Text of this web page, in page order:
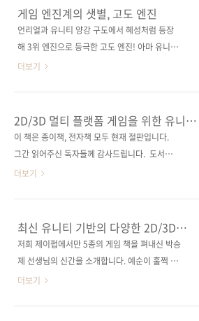
는 5개의 프로젝트로 구성되었다. 소규모 게임
프로젝트의 제작법을 따라 하는 과정에서 고도
의 내부 작동 방식을 이해하고, 자신의 프로젝트
단한 단계별 접근 방식과 실용적인 예제를 통해
기초부터 정교한 게임 물리, 애니메이션까지 모
4.2 버전 기준으로 업데이트했고, 한국어판 부록
으로 고도 엔진 에디터 메뉴 설명을 추가했다. 도
서 구매 사이트(가나다순) [교보문고] ..
게임 엔진계의 샛별, 고도 엔진
언리얼과 유니티 양강 구도에서 혜성처럼 등장
해 3위 엔진으로 등극한 고도 엔진! 아마 유니티
가격 정책 이슈 이후로 많이들 알게 되셨을 텐데
꽤 있었지만, 4.0 버전에서 단점을 보완하고 엄
청난 성장을 했습니다. 그 결과, 스팀에 출시된
게임 중 고도 엔진을 사용한 게임이 이렇게나 늘
임은 여기서 보실 수 있어요). 고도 엔진이 이렇
게 성장한 와중에 국내에는 고도 엔진에 대해 자
을 써보고 싶어도 배울 만한 레퍼런스가 없는 실
정이었죠. 그래서 저희 제이펍에서 드디어 고도
엔진 책을 출간했습니다! 원서가 출간되었을 당
시에..
더보기
2D/3D 멀티 플랫폼 게임을 위한 유니티
2018
이 책은 종이책, 전자책 모두 현재 절판입니다.
그간 읽어주신 독자들께 감사드립니다. 도서구
매 사이트(가나다순)[강컴] [교보문고] [도서11
고] [구글도서] [리디북스] [알라딘] [예스24] [인
터파크]가정교사와도 같은 유니티 입문서!제약
없는 자유로운 게임 개발을 위하여! 출판사 제이
지 664쪽시리즈 (없음)판 형 46배판변형
(188*245*32)제 본 무선(soft cover)정 가
더보기
최신 유니티 기반의 다양한 2D/3D
게임을 만들자!
저희 제이펍에서만 5종의 게임 책을 펴내신 박승
제 선생님의 신간을 소개합니다. 예순이 훌쩍 넘
은 연세임에도 여전히 활발한 강의와 개발을 계
더보기